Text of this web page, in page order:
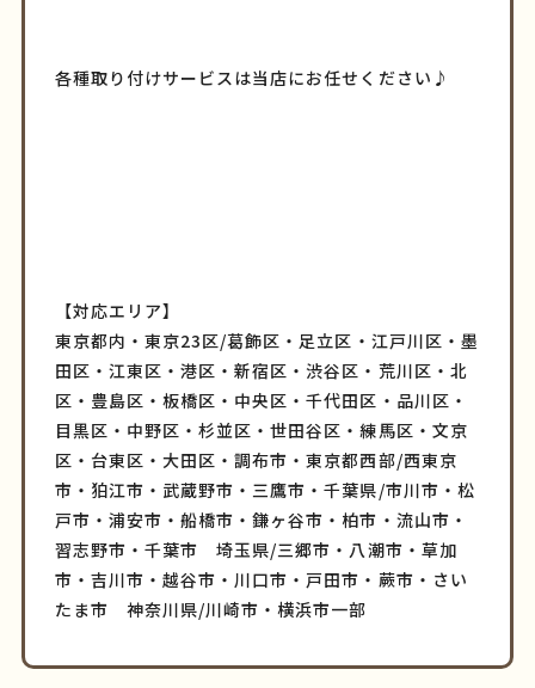
各種取り付けサービスは当店にお任せください♪
【対応エリア】
東京都内・東京23区/葛飾区・足立区・江戸川区・墨
田区・江東区・港区・新宿区・渋谷区・荒川区・北
区・豊島区・板橋区・中央区・千代田区・品川区・
目黒区・中野区・杉並区・世田谷区・練馬区・文京
区・台東区・大田区・調布市・東京都西部/西東京
市・狛江市・武蔵野市・三鷹市・千葉県/市川市・松
戸市・浦安市・船橋市・鎌ヶ谷市・柏市・流山市・
習志野市・千葉市 埼玉県/三郷市・八潮市・草加
市・吉川市・越谷市・川口市・戸田市・蕨市・さい
たま市 神奈川県/川崎市・横浜市一部